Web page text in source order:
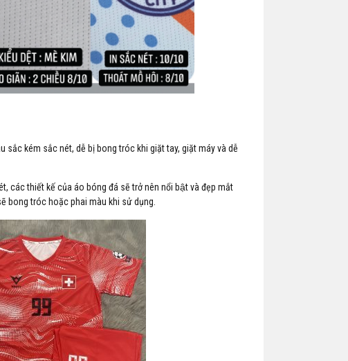
kém sắc nét, dễ bị bong tróc khi giặt tay, giặt máy và dễ
các thiết kế của áo bóng đá sẽ trở nên nổi bật và đẹp mắt
bong tróc hoặc phai màu khi sử dụng.